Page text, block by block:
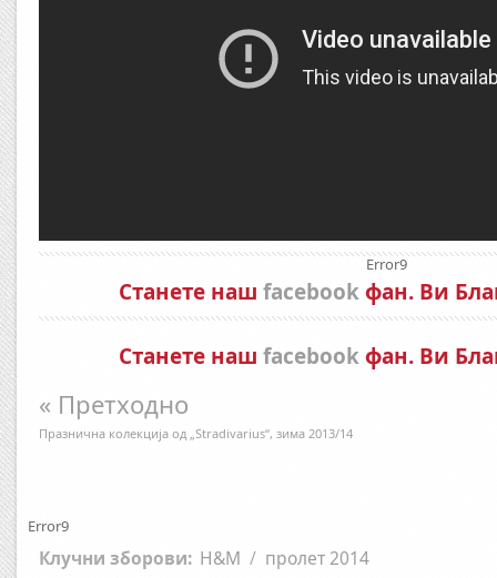
Станете наш facebookфан. Ви
Станете наш facebookфан. Ви
« Претходно
Празнична колекција од „Stradivarius“, зима 2013/14
Error9
Error9
Клучни зборови: H&M / пролет 2014